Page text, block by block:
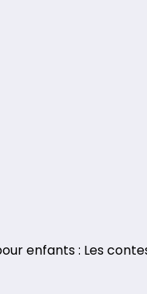
enfants : Les